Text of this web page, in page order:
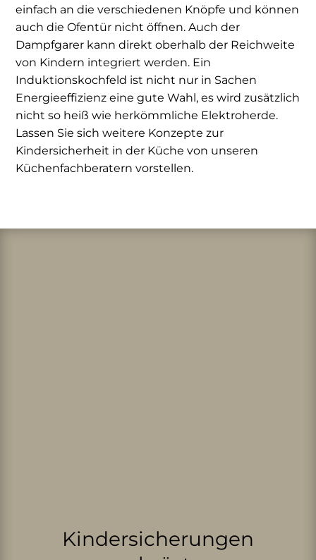
einfach an die verschiedenen Knöpfe und können
auch die Ofentür nicht öffnen. Auch der
Dampfgarer kann direkt oberhalb der Reichweite
von Kindern integriert werden. Ein
Induktionskochfeld ist nicht nur in Sachen
Energieeffizienz eine gute Wahl, es wird zusätzlich
nicht so heiß wie herkömmliche Elektroherde.
Lassen Sie sich weitere Konzepte zur
Kindersicherheit in der Küche von unseren
Küchenfachberatern vorstellen.
Kindersicherungen